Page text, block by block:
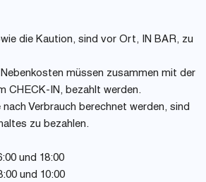
die Kaution, sind vor Ort, IN BAR, zu
müssen zusammen mit der
CHECK-IN, bezahlt werden.
Verbrauch berechnet werden, sind
zu bezahlen.
und 18:00
und 10:00